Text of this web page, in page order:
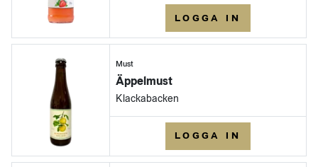
LOGGA IN
Must
Äppelmust
Klackabacken
LOGGA IN